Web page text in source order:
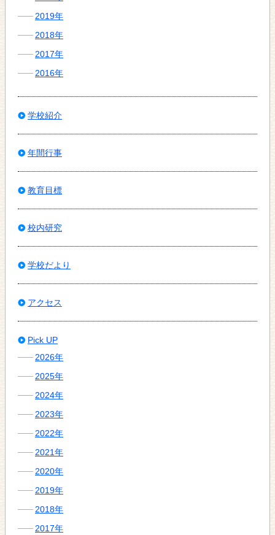
2019年
2018年
2017年
2016年
学校紹介
年間行事
教育目標
校内研究
学校だより
アクセス
Pick UP
2026年
2025年
2024年
2023年
2022年
2021年
2020年
2019年
2018年
2017年